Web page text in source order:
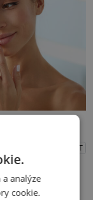
PŘEHRÁT
vůbec, proto
analýze
cookie.